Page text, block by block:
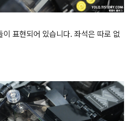
표현되어 있습니다. 좌석은 따로 없